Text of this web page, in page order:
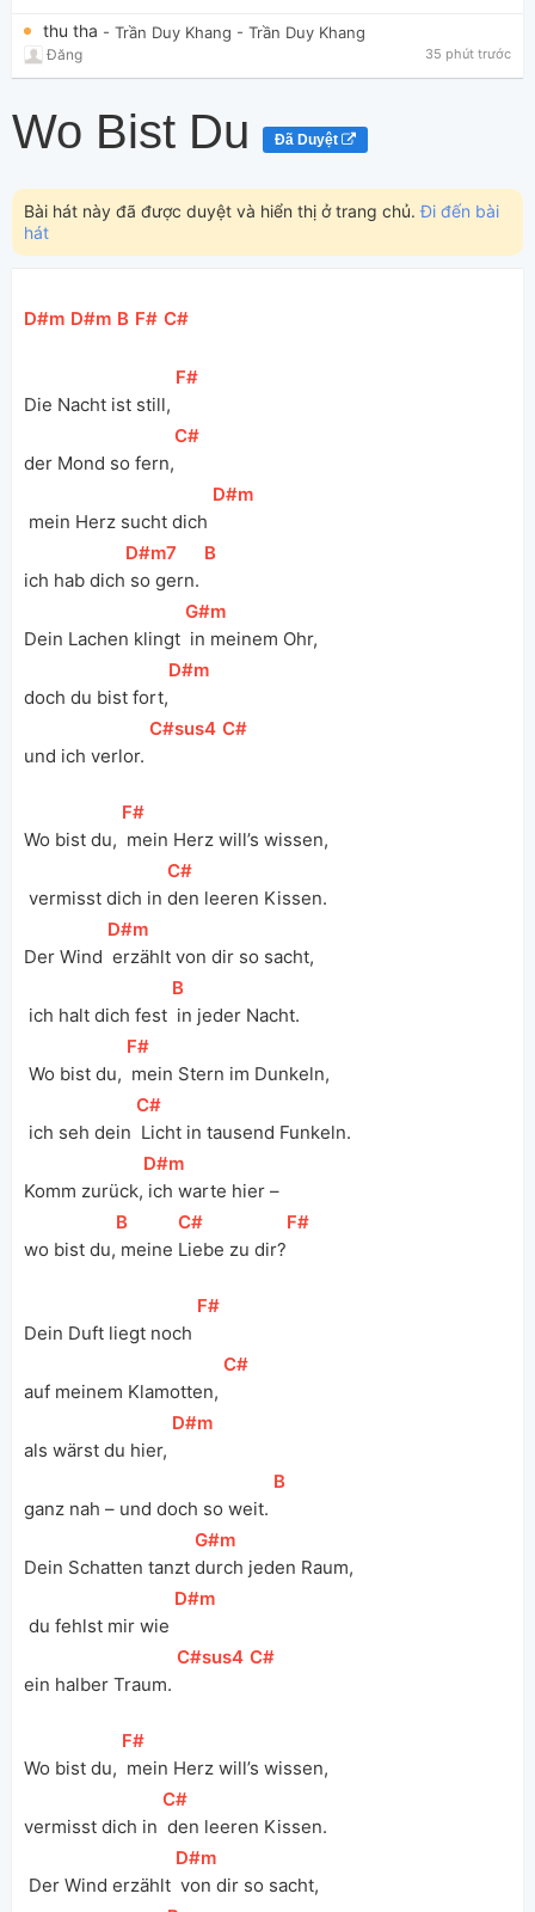
thu tha - Trần Duy Khang - Trần Duy Khang
Đăng 35 phút trước
Wo Bist Du Đã Duyệt
Bài hát này đã được duyệt và hiển thị ở trang chủ.Đi đến bài
hát
[D#m ][D#m ][B ][F# ]
[
C#
Die Nacht ist still,
[F#
der Mond so fern,
[
C#
mein Herz sucht dich
[D#m
ich hab dich
[D#m7
so gern.
[B
Dein Lachen klingt
[
G#m
in meinem Ohr,
doch du bist fort,
[D#m
und ich verlor.
[
C#sus4 ]
[
C#
Wo bist du,
[F#
mein Herz will’s wissen,
vermisst dich in
[
C#
den leeren Kissen.
Der Wind
[D#m
erzählt von dir so sacht,
ich halt dich fest
[B
in jeder Nacht.
Wo bist du,
[F#
mein Stern im Dunkeln,
ich seh dein
[
C#
Licht in tausend Funkeln.
Komm zurück,
[D#m
ich warte hier –
wo bist du,
[B
meine
[
C#
Liebe zu dir?
[F#
Dein Duft liegt noch
[F#
auf meinem Klamotten,
[
C#
als wärst du hier,
[D#m
ganz nah – und doch so weit.
[B
Dein Schatten tanzt
[
G#m
durch jeden Raum,
du fehlst mir wie
[D#m
ein halber Traum.
[
C#sus4 ]
[
C#
Wo bist du,
[F#
mein Herz will’s wissen,
vermisst dich in
[
C#
den leeren Kissen.
Der Wind erzählt
[D#m
von dir so sacht,